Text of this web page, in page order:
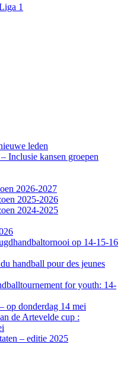
1
leden
Inclusie kansen groepen
2026-2027
2025-2026
2024-2025
op 14-15-16
handball pour des jeunes
for youth: 14-
op donderdag 14 mei
de Artevelde cup :
– editie 2025